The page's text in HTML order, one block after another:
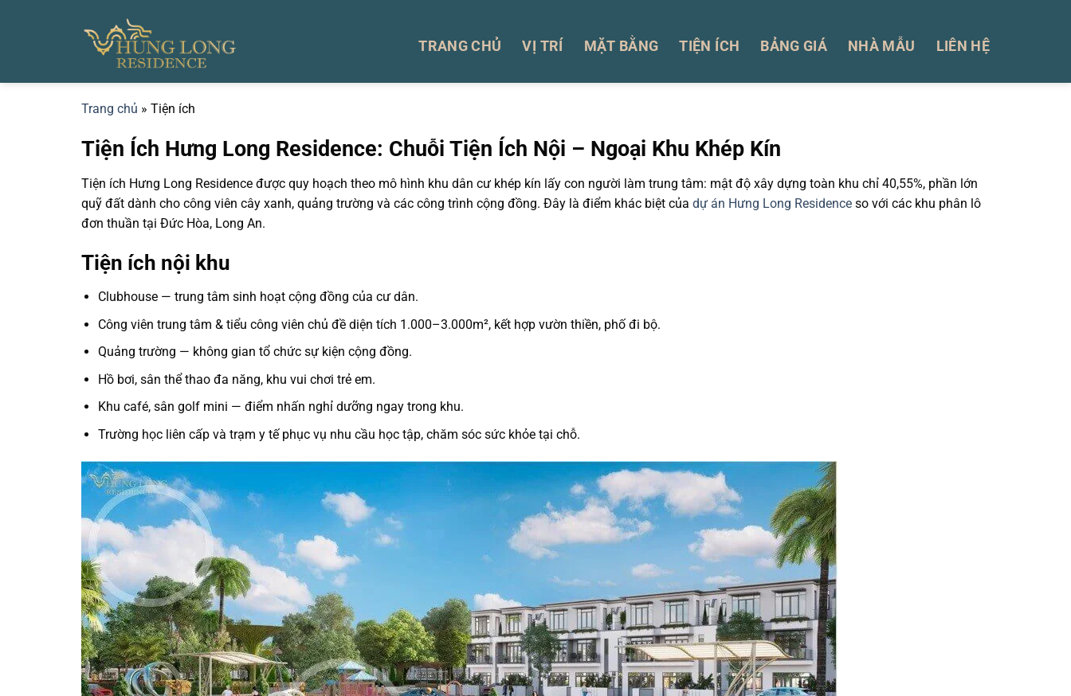
TRANG CHỦ VỊ TRÍ MẶT BẰNG TIỆN ÍCH BẢNG GIÁ NHÀ MẪU LIÊN HỆ
Trang chủ » Tiện ích
Tiện Ích Hưng Long Residence: Chuỗi Tiện Ích Nội – Ngoại Khu Khép Kín
Tiện ích Hưng Long Residence được quy hoạch theo mô hình khu dân cư khép kín lấy con người làm trung tâm: mật độ xây dựng toàn khu chỉ 40,55%, phần lớn
quỹ đất dành cho công viên cây xanh, quảng trường và các công trình cộng đồng. Đây là điểm khác biệt của dự án Hưng Long Residence so với các khu phân lô
đơn thuần tại Đức Hòa, Long An.
Tiện ích nội khu
Clubhouse— trung tâm sinh hoạt cộng đồng của cư dân.
Công viên trung tâm & tiểu công viên chủ đềdiện tích 1.000–3.000m², kết hợp vườn thiền, phố đi bộ.
Quảng trường — không gian tổ chức sự kiện cộng đồng.
Hồ bơi, sân thể thao đa năng, khu vui chơi trẻ em.
Khu café, sân golf mini — điểm nhấn nghỉ dưỡng ngay trong khu.
Trường học liên cấp và trạm y tếphục vụ nhu cầu học tập, chăm sóc sức khỏe tại chỗ.